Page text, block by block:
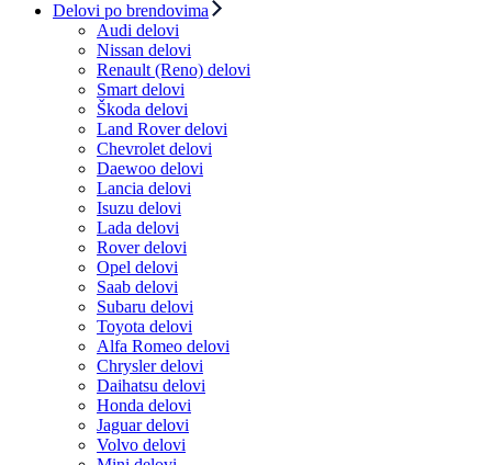
Delovi po brendovima
Audi delovi
Nissan delovi
Renault (Reno) delovi
Smart delovi
Škoda delovi
Land Rover delovi
Chevrolet delovi
Daewoo delovi
Lancia delovi
Isuzu delovi
Lada delovi
Rover delovi
Opel delovi
Saab delovi
Subaru delovi
Toyota delovi
Alfa Romeo delovi
Chrysler delovi
Daihatsu delovi
Honda delovi
Jaguar delovi
Volvo delovi